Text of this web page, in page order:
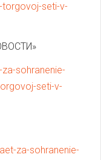
torgovoj-seti-v-
sohranenie-
seti-v-
za-sohranenie-